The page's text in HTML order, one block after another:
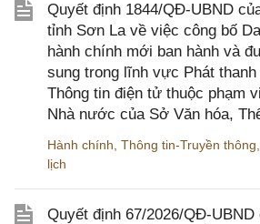
Quyết định 1844/QĐ-UBND
tỉnh Sơn La về việc công bố
hành chính mới ban hành và
sung trong lĩnh vực Phát
Thông tin điện tử thuộc phạm
Nhà nước của Sở Văn hóa,
Hành chính Thông tin-Truyền thông
lịch
Quyết định 67/2026/QĐ-UBND